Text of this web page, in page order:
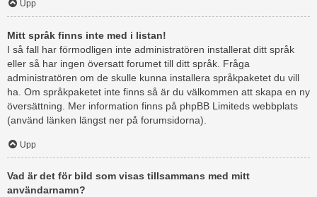
Upp
Mitt språk finns inte med i listan!
I så fall har förmodligen inte administratören installerat ditt språk
eller så har ingen översatt forumet till ditt språk. Fråga
administratören om de skulle kunna installera språkpaketet du vill
ha. Om språkpaketet inte finns så är du välkommen att skapa en ny
översättning. Mer information finns på phpBB Limiteds webbplats
(använd länken längst ner på forumsidorna).
Upp
Vad är det för bild som visas tillsammans med mitt
användarnamn?